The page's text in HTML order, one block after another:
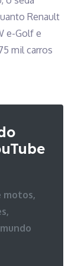
Renault
e-Golf e
mil carros
motos,